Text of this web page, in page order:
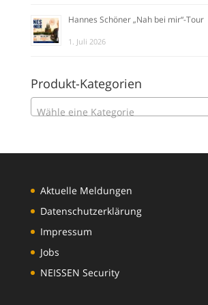
Hannes Schöner „Nah bei mir“-Tour
1. Juli 2026
Produkt-Kategorien
Wähle eine Kategorie
Aktuelle Meldungen
Datenschutzerklärung
Impressum
Jobs
NEISSEN Security